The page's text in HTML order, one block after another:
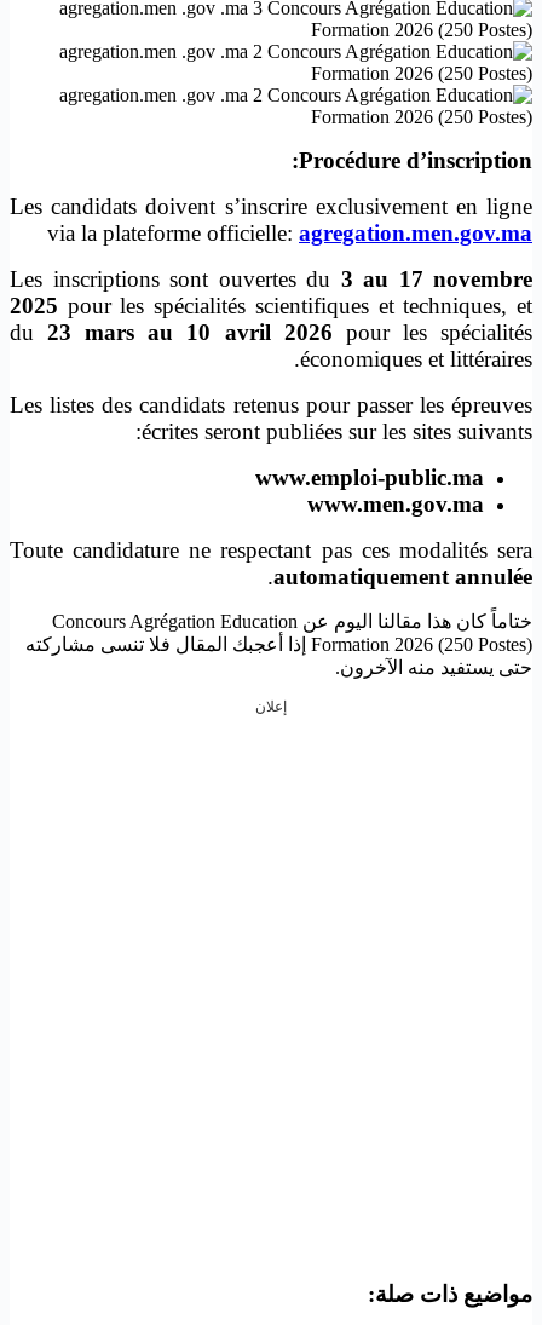
Procédure d’inscription:
Les candidats doivent s’inscrire exclusivement en ligne
via la plateforme officielle: agregation.men.gov.ma
Les inscriptions sont ouvertes du 3 au 17 novembre
2025 pour les spécialités scientifiques et techniques, et
du23 mars au 10 avril 2026 pour les spécialités
économiques et littéraires.
Les listes des candidats retenus pour passer les épreuves
écrites seront publiées sur les sites suivants:
www.emploi-public.ma
www.men.gov.ma
Toute candidature ne respectant pas ces modalités sera
automatiquement annulée
.
ختاماً كان هذا مقالنا اليوم عن Concours Agrégation Education
Formation 2026 (250 Postes) إذا أعجبك المقال فلا تنسى مشاركته
حتى يستفيد منه الآخرون.
إعلان
مواضيع ذات صلة: